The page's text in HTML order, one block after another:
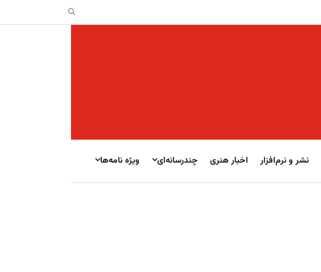
نشر و نرم‌افزار اخبار هنری چندرسانه‌ای ویژه نامه‌ها